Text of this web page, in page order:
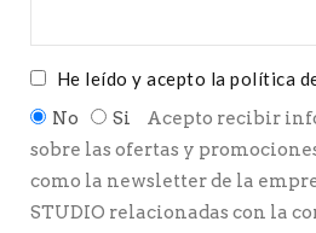
He leído y acepto la política
No
Si
Acepto recibir
sobre las ofertas y
como la newsletter de la
STUDIO relacionadas con la